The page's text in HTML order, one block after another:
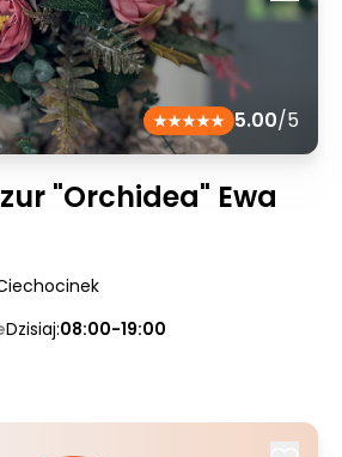
5.00/5
"Orchidea" Ewa
Dzisiaj:08:00-19:00